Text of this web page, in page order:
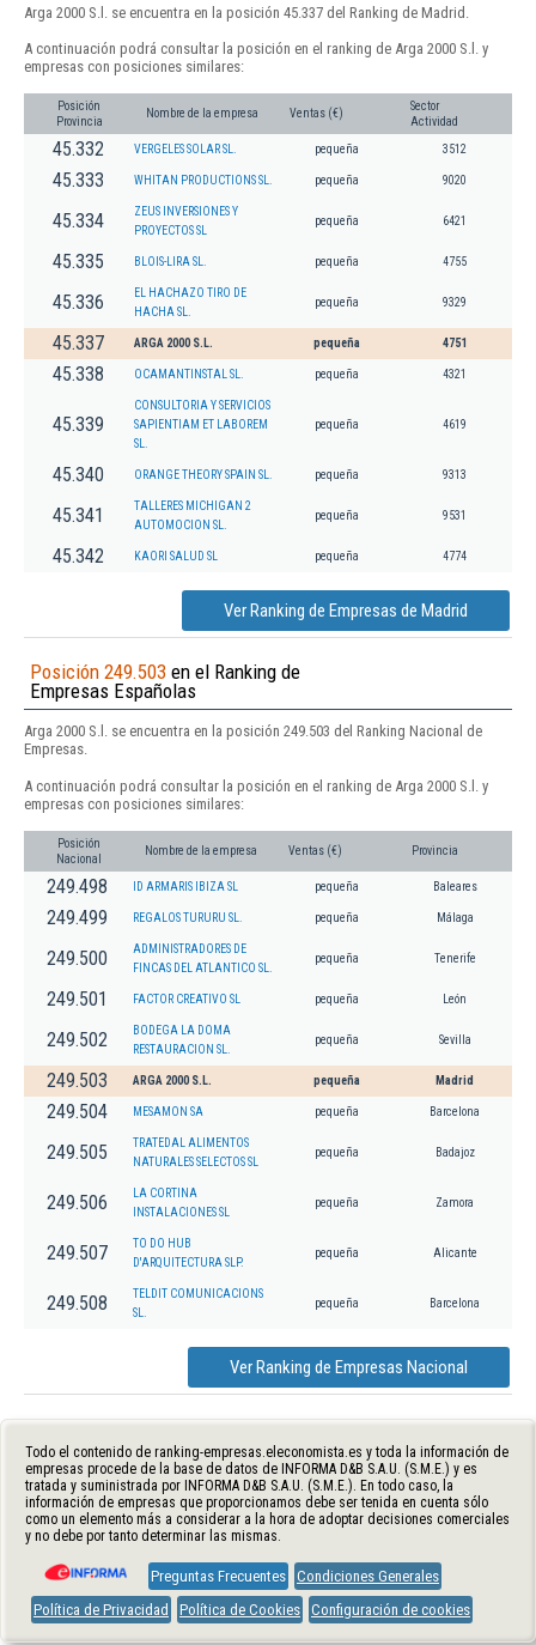
Arga 2000 S.l. se encuentra en la posición 45.337 del Ranking de Madrid.
A continuación podrá consultar la posición en el ranking de Arga 2000 S.l. y
empresas con posiciones similares:
Posición
Provincia
Nombre de la empresa Ventas (€)
Sector
Actividad
45.332 VERGELES SOLAR SL. pequeña 3512
45.333 WHITAN PRODUCTIONS SL. pequeña 9020
45.334
ZEUS INVERSIONES Y
PROYECTOS SL
pequeña 6421
45.335 BLOIS-LIRA SL. pequeña 4755
45.336
EL HACHAZO TIRO DE
HACHA SL.
pequeña 9329
45.337 ARGA 2000 S.L. pequeña 4751
45.338 OCAMANTINSTAL SL. pequeña 4321
45.339
CONSULTORIA Y SERVICIOS
SAPIENTIAM ET LABOREM
SL.
pequeña 4619
45.340 ORANGE THEORY SPAIN SL. pequeña 9313
45.341
TALLERES MICHIGAN 2
AUTOMOCION SL.
pequeña 9531
45.342 KAORI SALUD SL pequeña 4774
Ver Ranking de Empresas de Madrid
Posición 249.503 en el Ranking de
Empresas Españolas
Arga 2000 S.l. se encuentra en la posición 249.503 del Ranking Nacional de
Empresas.
A continuación podrá consultar la posición en el ranking de Arga 2000 S.l. y
empresas con posiciones similares:
Posición
Nacional
Nombre de la empresa Ventas (€) Provincia
249.498 ID ARMARIS IBIZA SL pequeña Baleares
249.499 REGALOS TURURU SL. pequeña Málaga
249.500
ADMINISTRADORES DE
FINCAS DEL ATLANTICO SL.
pequeña Tenerife
249.501 FACTOR CREATIVO SL pequeña León
249.502
BODEGA LA DOMA
RESTAURACION SL.
pequeña Sevilla
249.503 ARGA 2000 S.L. pequeña Madrid
249.504 MESAMON SA pequeña Barcelona
249.505
TRATEDAL ALIMENTOS
NATURALES SELECTOS SL
pequeña Badajoz
249.506
LA CORTINA
INSTALACIONES SL
pequeña Zamora
249.507
TO DO HUB
D'ARQUITECTURA SLP.
pequeña Alicante
249.508
TELDIT COMUNICACIONS
SL.
pequeña Barcelona
Ver Ranking de Empresas Nacional
Todo el contenido de ranking-empresas.eleconomista.es y toda la información de
empresas procede de la base de datos de INFORMA D&B S.A.U. (S.M.E.) y es
tratada y suministrada por INFORMA D&B S.A.U. (S.M.E.). En todo caso, la
información de empresas que proporcionamos debe ser tenida en cuenta sólo
como un elemento más a considerar a la hora de adoptar decisiones comerciales
y no debe por tanto determinar las mismas.
Preguntas Frecuentes Condiciones Generales
Política de Privacidad
Política de Cookies Configuración de cookies